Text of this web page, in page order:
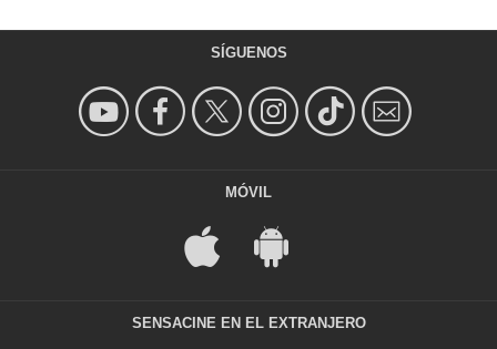
SÍGUENOS
MÓVIL
SENSACINE EN EL EXTRANJERO